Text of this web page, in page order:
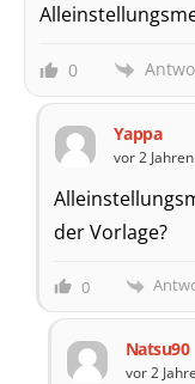
0
Yappa
vor 2 Jahren
der Vorlage?
0
Natsu90
vor 2